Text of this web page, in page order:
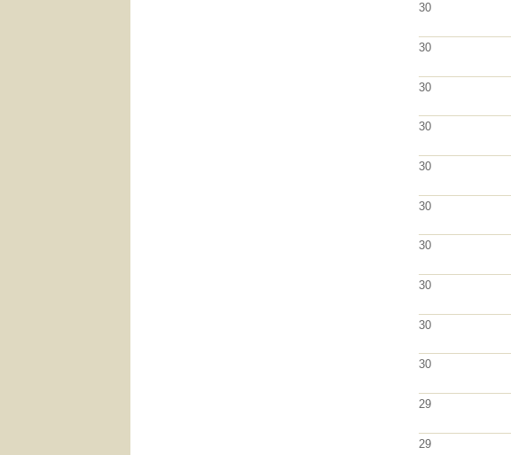
30
30
30
30
30
30
30
30
30
30
29
29